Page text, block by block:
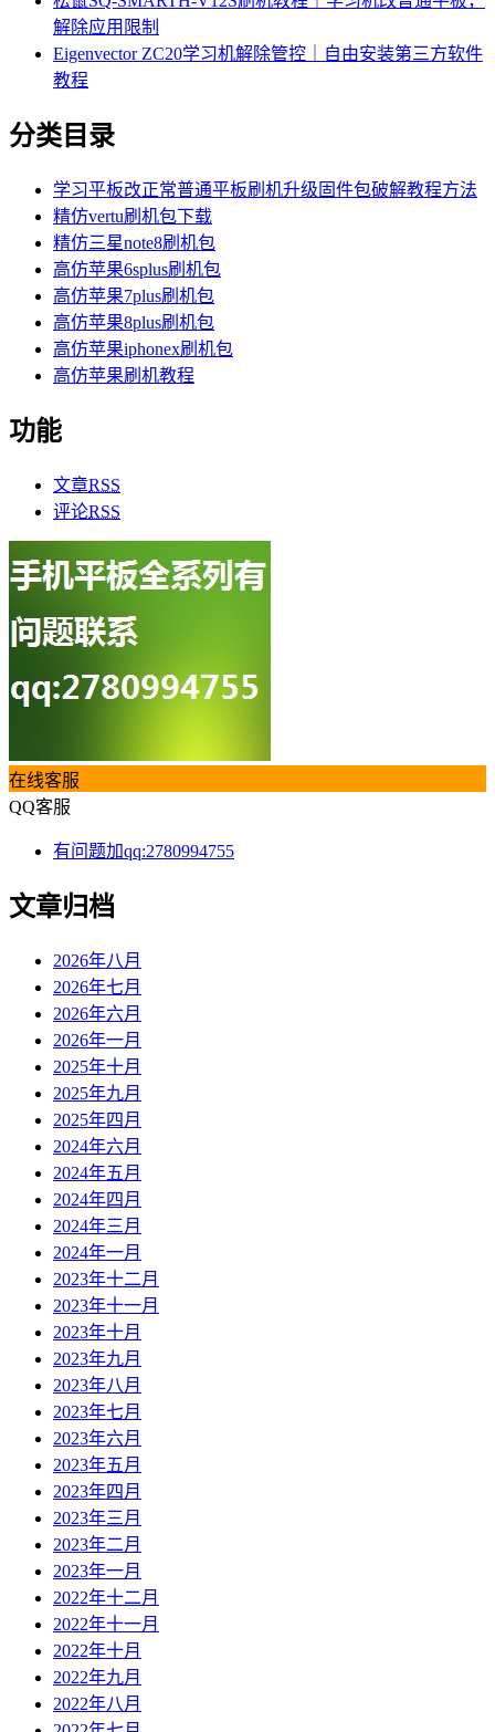
解除应用限制
Eigenvector ZC20学习机解除管控｜自由安装第三方软件
教程
分类目录
学习平板改正常普通平板刷机升级固件包破解教程方法
精仿vertu刷机包下载
精仿三星note8刷机包
高仿苹果6splus刷机包
高仿苹果7plus刷机包
高仿苹果8plus刷机包
高仿苹果iphonex刷机包
高仿苹果刷机教程
功能
文章RSS
评论RSS
在线客服
QQ客服
有问题加qq:2780994755
文章归档
2026年八月
2026年七月
2026年六月
2026年一月
2025年十月
2025年九月
2025年四月
2024年六月
2024年五月
2024年四月
2024年三月
2024年一月
2023年十二月
2023年十一月
2023年十月
2023年九月
2023年八月
2023年七月
2023年六月
2023年五月
2023年四月
2023年三月
2023年二月
2023年一月
2022年十二月
2022年十一月
2022年十月
2022年九月
2022年八月